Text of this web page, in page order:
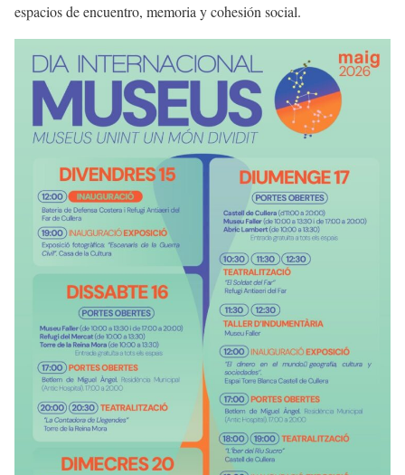
espacios de encuentro, memoria y cohesión social.